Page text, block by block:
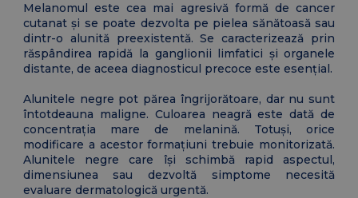
Melanomul este cea mai agresivă formă de cancer
cutanat și se poate dezvolta pe pielea sănătoasă sau
dintr-o alunită preexistentă. Se caracterizează prin
răspândirea rapidă la ganglionii limfatici și organele
distante, de aceea diagnosticul precoce este esențial.
Alunitele negre pot părea îngrijorătoare, dar nu sunt
întotdeauna maligne. Culoarea neagră este dată de
concentrația mare de melanină. Totuși, orice
modificare a acestor formațiuni trebuie monitorizată.
Alunitele negre care își schimbă rapid aspectul,
dimensiunea sau dezvoltă simptome necesită
evaluare dermatologică urgentă.